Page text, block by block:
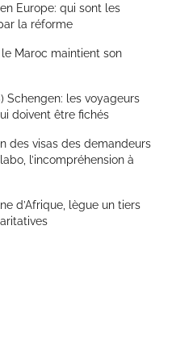
Europe: qui sont les
la réforme
Maroc maintient son
Schengen: les voyageurs
doivent être fichés
des visas des demandeurs
l’incompréhension à
d’Afrique, lègue un tiers